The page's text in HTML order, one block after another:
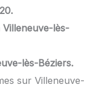
lès-
lès-Béziers.
sur Villeneuve-